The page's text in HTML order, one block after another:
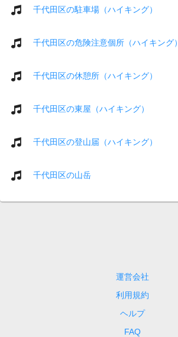
千代田区の駐車場（ハイキング）
千代田区の危険注意個所（ハイキング）
千代田区の休憩所（ハイキング）
千代田区の東屋（ハイキング）
千代田区の登山届（ハイキング）
千代田区の山岳
運営会社
利用規約
ヘルプ
FAQ